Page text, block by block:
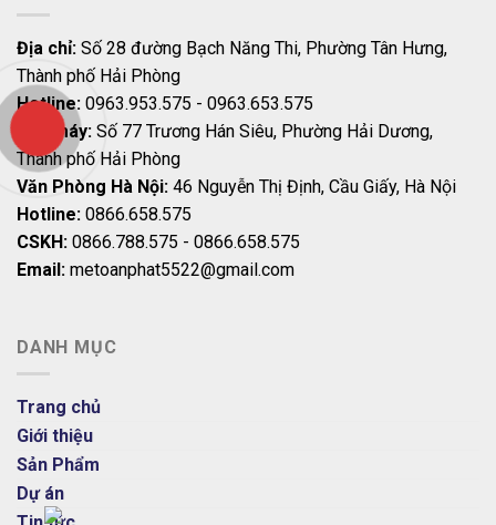
Địa chỉ: Số 28 đường Bạch Năng Thi, Phường Tân Hưng,
Thành phố Hải Phòng
Hotline: 0963.953.575 - 0963.653.575
Nhà máy: Số 77 Trương Hán Siêu, Phường Hải Dương,
Thành phố Hải Phòng
Văn Phòng Hà Nội: 46 Nguyễn Thị Định, Cầu Giấy, Hà Nội
Hotline: 0866.658.575
CSKH: 0866.788.575 - 0866.658.575
Email: metoanphat5522@gmail.com
DANH MỤC
Trang chủ
Giới thiệu
Sản Phẩm
Dự án